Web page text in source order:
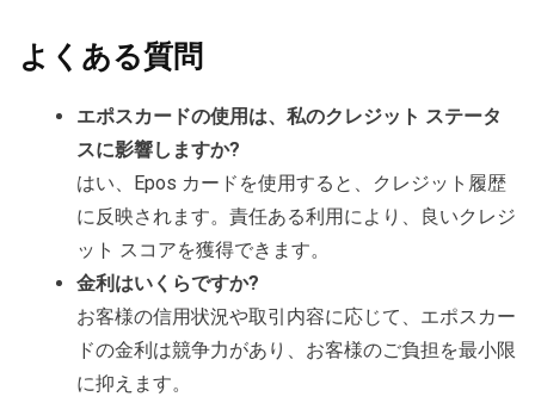
よくある質問
エポスカードの使用は、私のクレジット ステータ
スに影響しますか?
はい、Epos カードを使用すると、クレジット履歴
に反映されます。責任ある利用により、良いクレジ
ット スコアを獲得できます。
金利はいくらですか?
お客様の信用状況や取引内容に応じて、エポスカー
ドの金利は競争力があり、お客様のご負担を最小限
に抑えます。